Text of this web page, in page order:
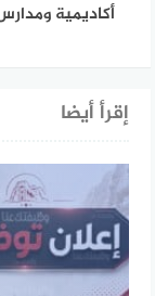
أكاديمية
إقرأ أيضا